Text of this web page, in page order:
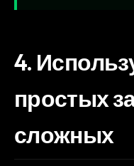
4.
простых
сложных